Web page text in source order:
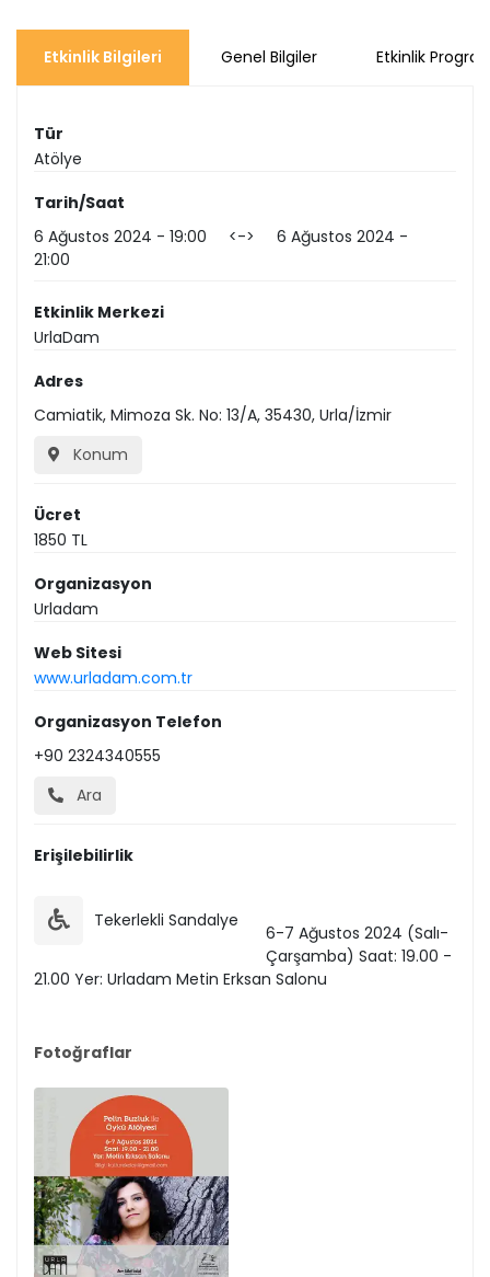
Etkinlik Bilgileri Genel Bilgiler Etkinlik
Tür
Atölye
Tarih/Saat
6 Ağustos 2024
19:00 <->
6 Ağustos 2024
21:00
Etkinlik Merkezi
UrlaDam
Adres
Camiatik, Mimoza Sk. No: 13/A, 35430, Urla/İzmir
Konum
Ücret
1850 TL
Organizasyon
Urladam
Web Sitesi
www.urladam.com.tr
Organizasyon Telefon
+90 2324340555
Ara
Erişilebilirlik
Tekerlekli Sandalye
6-7 Ağustos 2024 (Salı-
Çarşamba) Saat: 19.00 -
21.00 Yer: Urladam Metin Erksan Salonu
Fotoğraflar